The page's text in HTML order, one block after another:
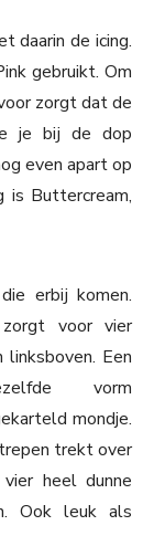
daarin de icing.
gebruikt. Om
zorgt dat de
je bij de dop
even apart op
is Buttercream,
erbij komen.
zorgt voor vier
Een
vorm
mondje.
trekt over
heel dunne
Ook leuk als